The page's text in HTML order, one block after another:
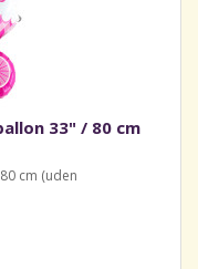
33" / 80 cm
cm (uden